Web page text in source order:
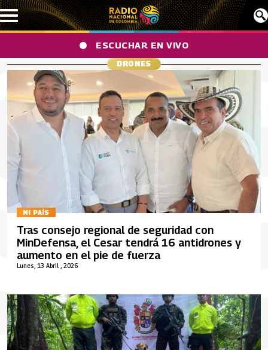
Pasar al contenido principal
ESCUCHAR EN VIVO
DRONES
MI PAÍS
Lunes, 13 Abril , 2026
Tras consejo regional de seguridad con
MinDefensa, el Cesar tendrá 16 antidrones y
aumento en el pie de fuerza